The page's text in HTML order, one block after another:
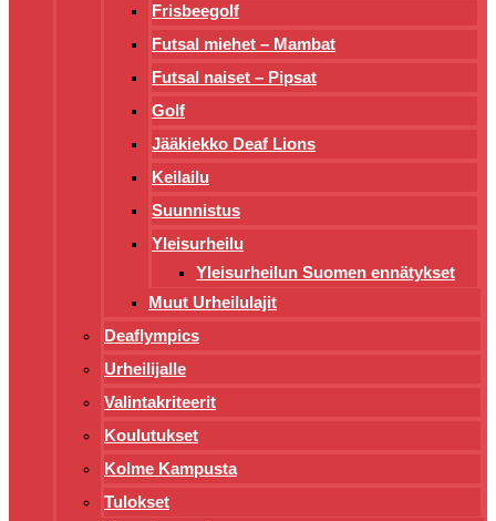
Frisbeegolf
Futsal miehet – Mambat
Futsal naiset – Pipsat
Golf
Jääkiekko Deaf Lions
Keilailu
Suunnistus
Yleisurheilu
Yleisurheilun Suomen ennätykset
Muut Urheilulajit
Deaflympics
Urheilijalle
Valintakriteerit
Koulutukset
Kolme Kampusta
Tulokset